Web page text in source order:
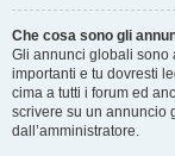
Che cosa sono gli
Gli annunci globali sono
importanti e tu dovresti
cima a tutti i forum ed
scrivere su un annuncio
dall’amministratore.